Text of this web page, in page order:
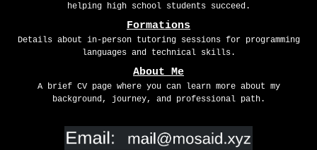
helping high school students succeed.
Formations
Details about in-person tutoring sessions for programming
languages and technical skills.
About Me
A brief CV page where you can learn more about my
background, journey, and professional path.